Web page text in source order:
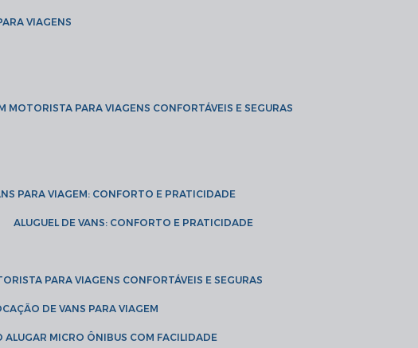
VIAGENS
MOTORISTA PARA VIAGENS CONFORTÁVEIS E SEGURAS
PARA VIAGEM: CONFORTO E PRATICIDADE
ALUGUEL DE VANS: CONFORTO E PRATICIDADE
PARA VIAGENS CONFORTÁVEIS E SEGURAS
DE VANS PARA VIAGEM
ALUGAR MICRO ÔNIBUS COM FACILIDADE